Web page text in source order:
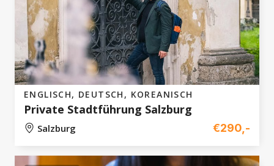
ENGLISCH, DEUTSCH, KOREANISCH
Private Stadtführung Salzburg
Salzburg €290,-